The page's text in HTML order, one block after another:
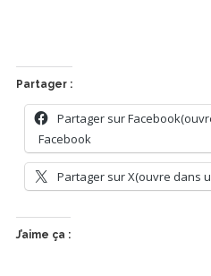
Partager :
Partager sur
Facebook
Partager sur X(ouvre dans
J’aime ça :